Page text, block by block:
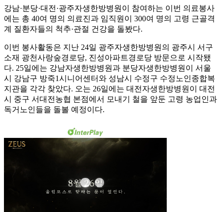
강남·분당·대전·광주자생한방병원이 참여하는 이번 의료봉사
에는 총 40여 명의 의료진과 임직원이 300여 명의 고령 근골격
계 질환자들의 척추·관절 건강을 돌봤다.
이번 봉사활동은 지난 24일 광주자생한방병원의 광주시 서구
소재 광천사랑숲경로당, 진성아파트경로당 방문으로 시작됐
다. 25일에는 강남자생한방병원과 분당자생한방병원이 서울
시 강남구 방죽1시니어센터와 성남시 수정구 수정노인종합복
지관을 각각 찾았다. 오는 26일에는 대전자생한방병원이 대전
시 중구 서대전농협 본점에서 모내기 철을 앞둔 고령 농업인과
독거노인들을 돌볼 예정이다.